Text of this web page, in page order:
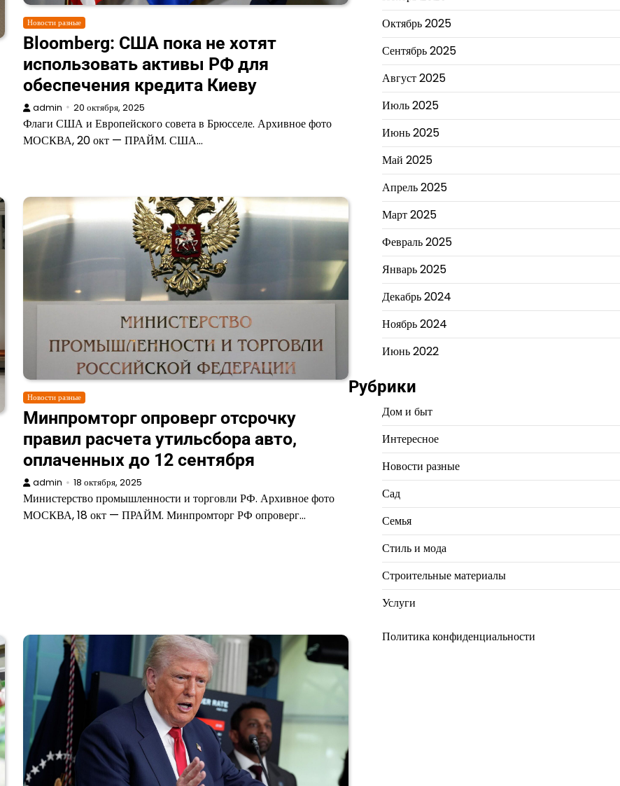
Новости разные
Bloomberg: США пока не хотят
использовать активы РФ для
обеспечения кредита Киеву
admin 20 октября, 2025
Флаги США и Европейского совета в Брюсселе. Архивное фото
МОСКВА, 20 окт — ПРАЙМ. США…
Новости разные
Минпромторг опроверг отсрочку
правил расчета утильсбора авто,
оплаченных до 12 сентября
admin 18 октября, 2025
Министерство промышленности и торговли РФ. Архивное фото
МОСКВА, 18 окт — ПРАЙМ. Минпромторг РФ опроверг…
Октябрь 2025
Сентябрь 2025
Август 2025
Июль 2025
Июнь 2025
Май 2025
Апрель 2025
Март 2025
Февраль 2025
Январь 2025
Декабрь 2024
Ноябрь 2024
Июнь 2022
Рубрики
Дом и быт
Интересное
Новости разные
Сад
Семья
Стиль и мода
Строительные материалы
Услуги
Политика конфиденциальности